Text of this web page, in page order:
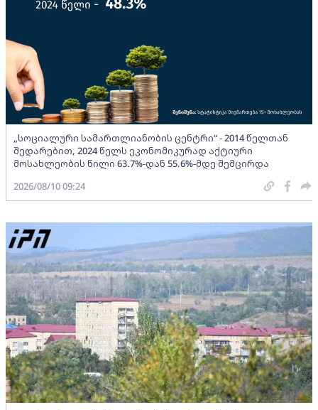
„სოციალური სამართლიანობის ცენტრი“ - 2014 წელთან
შედარებით, 2024 წელს ეკონომიკურად აქტიური
მოსახლეობის წილი 63.7%-დან 55.6%-მდე შემცირდა
2026/08/10 09:24